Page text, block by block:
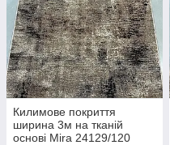
Килимове покриття
ширина 3м на тканій
основі Mira 24129/120